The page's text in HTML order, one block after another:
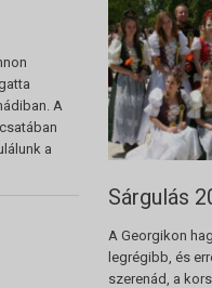
A
a
Sárgulás
A Georgikon
legrégibb, és
szerenád, a